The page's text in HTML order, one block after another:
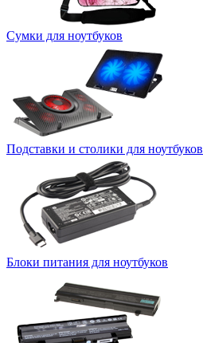
Сумки для ноутбуков
Подставки и столики для ноутбуков
Блоки питания для ноутбуков